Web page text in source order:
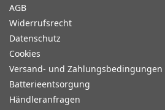
AGB
Widerrufsrecht
Datenschutz
Cookies
Versand- und Zahlungsbedingungen
Batterieentsorgung
Händleranfragen